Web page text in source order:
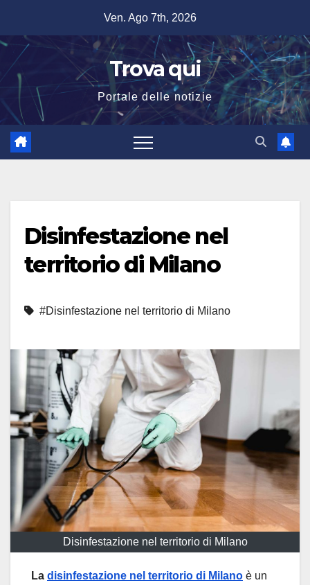
contenuto
Ven. Ago 7th, 2026
Trova qui
Portale delle notizie
Disinfestazione nel
territorio di Milano
#Disinfestazione nel territorio di Milano
Disinfestazione nel territorio di Milano
La disinfestazione nel territorio di Milano è un